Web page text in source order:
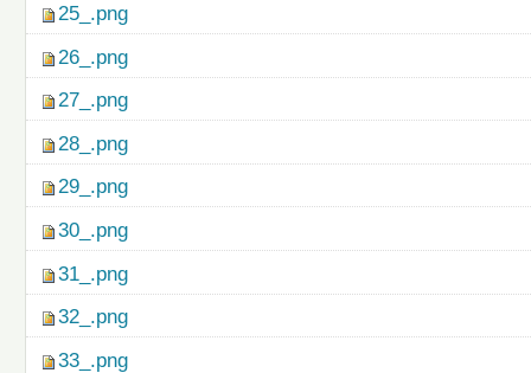
25_.png
26_.png
27_.png
28_.png
29_.png
30_.png
31_.png
32_.png
33_.png